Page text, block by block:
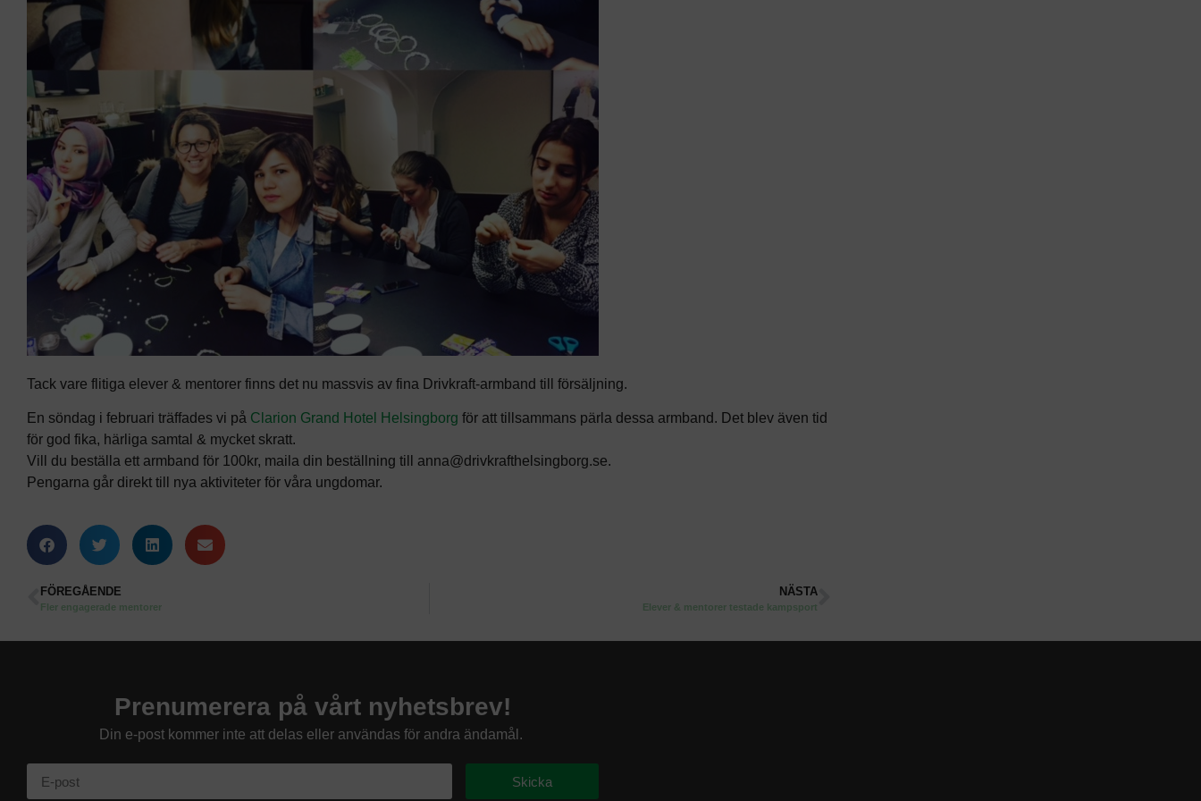
Tack vare flitiga elever & mentorer finns det nu massvis av fina Drivkraft-armband till försäljning.
En söndag i februari träffades vi på Clarion Grand Hotel Helsingborg för att tillsammans pärla dessa armband. Det blev även tid
för god fika, härliga samtal & mycket skratt.
Vill du beställa ett armband för 100kr, maila din beställning till anna@drivkrafthelsingborg.se.
Pengarna går direkt till nya aktiviteter för våra ungdomar.
FÖREGÅENDE
Fler engagerade mentorer
NÄSTA
Elever & mentorer testade kampsport
Prenumerera på vårt nyhetsbrev!
Din e-post kommer inte att delas eller användas för andra ändamål.
Skicka